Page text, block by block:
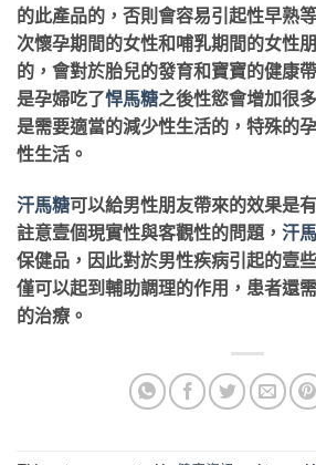
的此產品的，否則會容易引起性早熟
次懷孕期間的女性和哺乳期間的女性
的，會對於胎兒的發育和寶寶的健康
是孕婦吃了悍馬糖之後性慾會增加很
是需要適當的減少性生活的，特殊的
性生活。
汗馬糖可以給男性朋友帶來的效果是
註意壹個現實性與客觀性的問題， 汗
保健品，因此對於男性疾病引起的壹
僅可以起到輔助調理的作用，患者還
的治療。